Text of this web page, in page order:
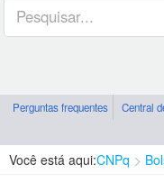
Perguntas frequentes Central
Você está aqui:CNPq